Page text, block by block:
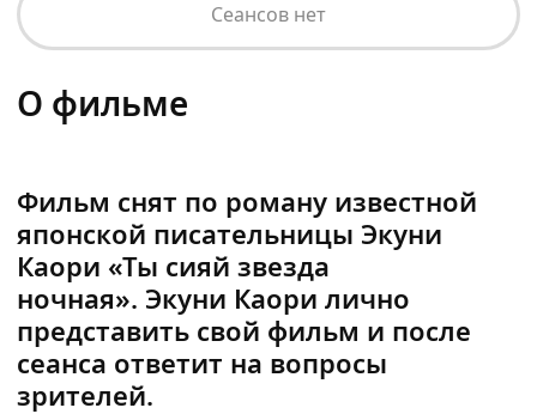
Сеансов нет
О фильме
Фильм снят по роману известной
японской писательницы Экуни
Каори «Ты сияй звезда
ночная». Экуни Каори лично
представить свой фильм и после
сеанса ответит на вопросы
зрителей.